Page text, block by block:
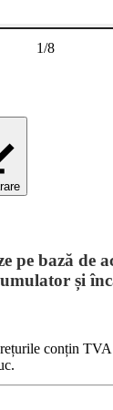
1/8
pe bază de
și
conțin